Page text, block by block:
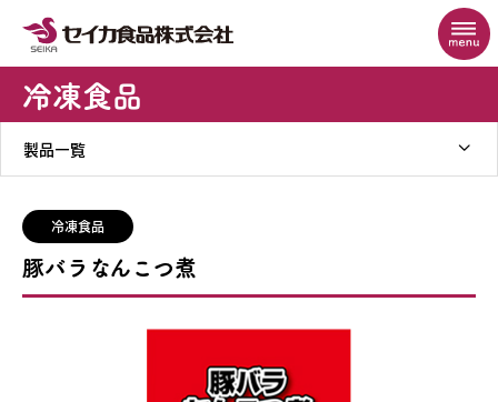
冷凍食品
製品一覧
冷凍食品
豚バラなんこつ煮